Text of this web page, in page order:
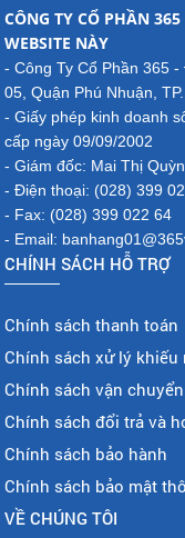
CÔNG TY CỔ PHẦN
WEBSITE NÀY
- Công Ty Cổ Phần 365
05, Quận Phú Nhuận, TP.
- Giấy phép kinh doanh
cấp ngày 09/09/2002
- Giám đốc: Mai Thị
- Điện thoại: (028) 399
- Fax: (028) 399 022 64
- Email:
CHÍNH SÁCH HỖ TRỢ
Chính sách thanh toán
Chính sách xử lý khiếu
Chính sách vận
Chính sách đổi trả và
Chính sách bảo hành
Chính sách bảo mật
VỀ CHÚNG TÔI